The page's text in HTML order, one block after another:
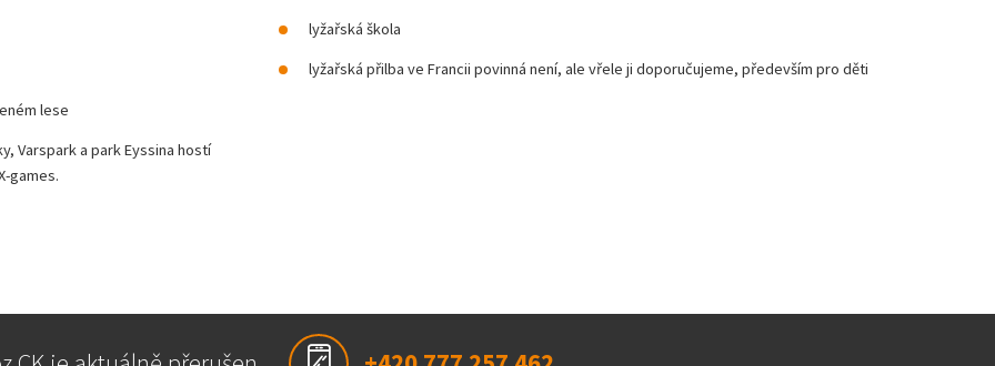
lese
Varspark a park Eyssina hostí
games.
lyžařská škola
lyžařská přilba ve Francii povinná není, ale vřele ji doporučujeme, především pro děti